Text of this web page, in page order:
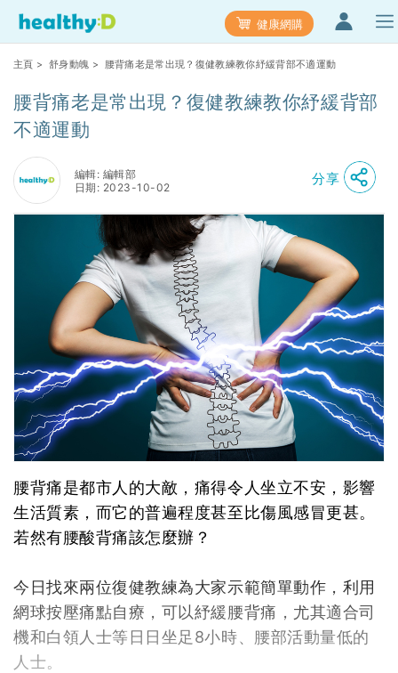
健康網購
主頁 > 舒身動魄 > 腰背痛老是常出現？復健教練教你紓緩背部不適運動
腰背痛老是常出現？復健教練教你紓緩背部
不適運動
編輯: 編輯部
日期: 2023-10-02
分享
腰背痛是都市人的大敵，痛得令人坐立不安，影響
生活質素，而它的普遍程度甚至比傷風感冒更甚。
若然有腰酸背痛該怎麼辦？
今日找來兩位復健教練為大家示範簡單動作，利用
網球按壓痛點自療，可以紓緩腰背痛，尤其適合司
機和白領人士等日日坐足8小時、腰部活動量低的
人士。